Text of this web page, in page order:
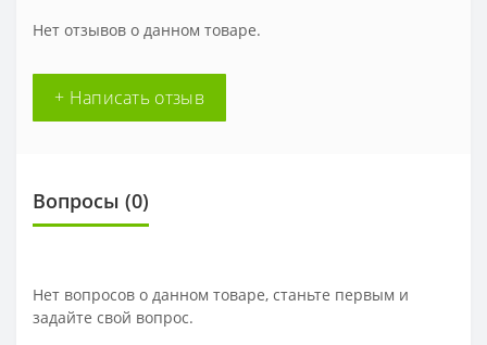
Нет отзывов о данном товаре.
+ Написать отзыв
Вопросы (0)
Нет вопросов о данном товаре, станьте первым и
задайте свой вопрос.